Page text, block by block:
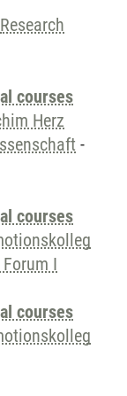
Research
courses
Herz
-
courses
I
courses